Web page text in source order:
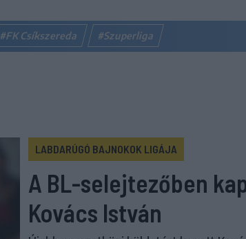
#FK Csíkszereda #Szuperliga
LABDARÚGÓ BAJNOKOK LIGÁJA
A BL-selejtezőben
Kovács István